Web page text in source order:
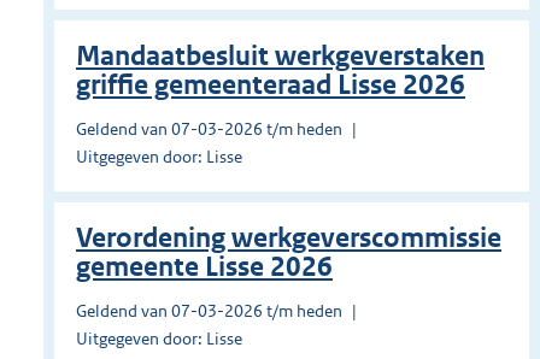
Mandaatbesluit werkgeverstaken
griffie gemeenteraad Lisse 2026
Geldend van 07-03-2026 t/m heden
Uitgegeven door: Lisse
Verordening werkgeverscommissie
gemeente Lisse 2026
Geldend van 07-03-2026 t/m heden
Uitgegeven door: Lisse